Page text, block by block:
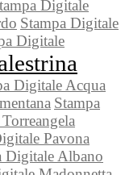
Digitale
Stampa Digitale
Digitale
Digitale Acqua
Stampa
Pavona
Digitale Albano